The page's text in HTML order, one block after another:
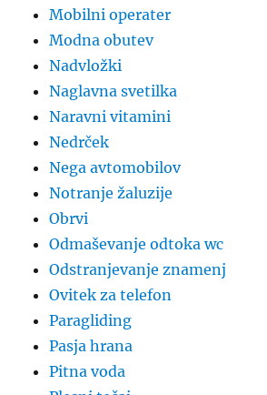
Mobilni operater
Modna obutev
Nadvložki
Naglavna svetilka
Naravni vitamini
Nedrček
Nega avtomobilov
Notranje žaluzije
Obrvi
Odmaševanje odtoka wc
Odstranjevanje znamenj
Ovitek za telefon
Paragliding
Pasja hrana
Pitna voda